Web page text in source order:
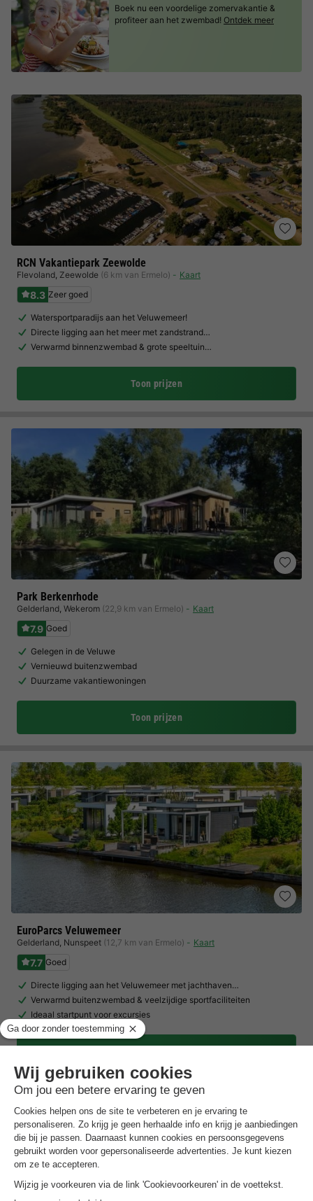
RCN Vakantiepark Zeewolde
Flevoland, Zeewolde (6 km van Ermelo) Kaart
8.3 Zeer goed
Watersportparadijs aan het Veluwemeer!
Directe ligging aan het meer met zandstrand…
Verwarmd binnenzwembad & grote speeltuin…
Toon prijzen
Park Berkenrhode
Gelderland, Wekerom (22,9 km van Ermelo) Kaart
7.9 Goed
Gelegen in de Veluwe
Vernieuwd buitenzwembad
Duurzame vakantiewoningen
Toon prijzen
EuroParcs Veluwemeer
Gelderland, Nunspeet (12,7 km van Ermelo) Kaart
7.7 Goed
Directe ligging aan het Veluwemeer met jachthaven…
Verwarmd buitenzwembad & veelzijdige sportfaciliteiten
Ideaal startpunt voor excursies
Boek nu een voordelige zomervakantie &
profiteer aan het zwembad! Ontdek meer